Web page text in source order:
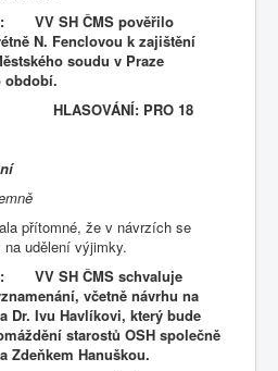
VV SH ČMS pověřilo
N. Fenclovou k zajištění
soudu v Praze
období.
PRO 18
přítomné, že v návrzích se
udělení výjimky.
VV SH ČMS schvaluje
včetně návrhu na
Dr. Ivu Havlíkovi, který bude
starostů OSH společně
Zdeňkem Hanuškou.